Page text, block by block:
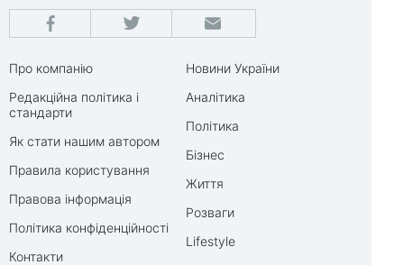
Про компанію
Редакційна політика і
стандарти
Як стати нашим автором
Правила користування
Правова інформація
Політика конфіденційності
Контакти
Новини України
Аналітика
Політика
Бізнес
Життя
Розваги
Lifestyle